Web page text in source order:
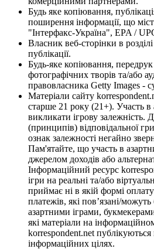
Будь яке копіювання,
поширення інформації, що
"Інтерфакс-Україна", EPA /
Власник веб-сторінки в
публікації.
Будь-яке копіювання, передрук
фотографічних творів та/або
правовласника Getty Images -
Матеріали сайту
старше 21 року (21+). Участь в
викликати ігрову залежність.
(принципів) відповідальної
ознак залежності негайно
Пам'ятайте, що участь в
джерелом доходів або
Інформаційний ресурс
ігри на реальні та/або
приймає ні в якій формі
платежів, які пов’язані/можуть
азартними іграми,
які матеріали на
korrespondent.net
інформаційних цілях.